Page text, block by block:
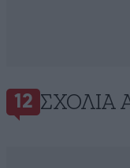
12 ΣΧΌΛΙΑ